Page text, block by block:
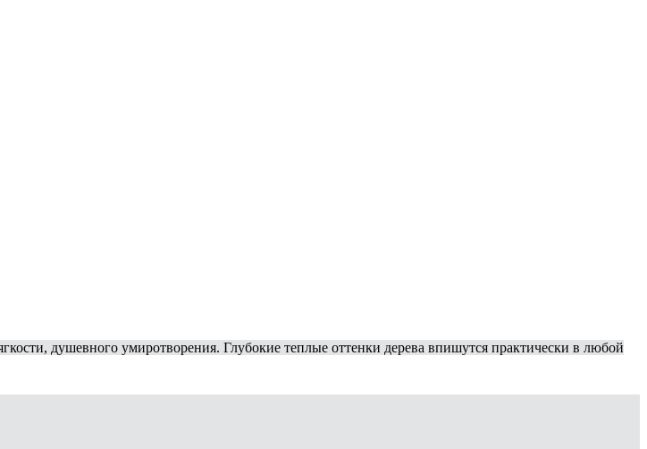
душевного умиротворения. Глубокие теплые оттенки дерева впишутся практически в любой